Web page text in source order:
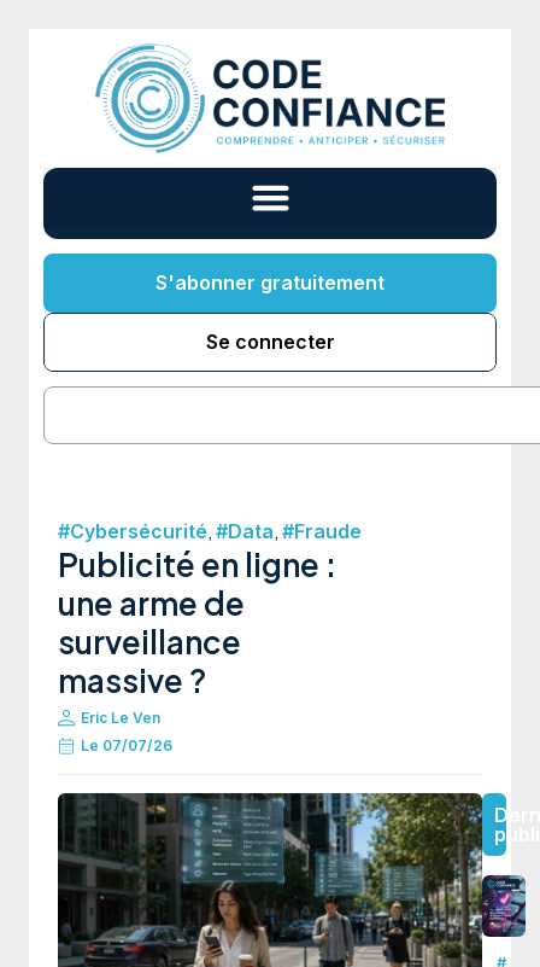
S'abonner gratuitement
Se connecter
#Cybersécurité, #Data, #Fraude
Publicité en ligne :
une arme de
surveillance
massive ?
Eric Le Ven
Le 07/07/26
#